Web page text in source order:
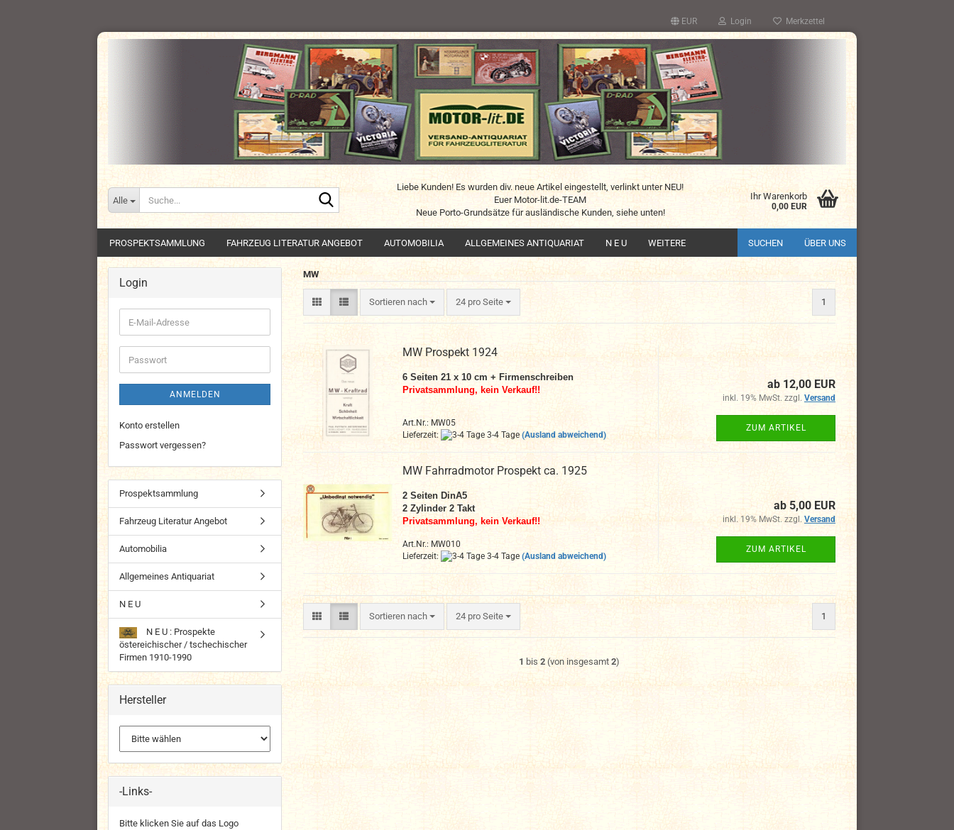
EUR Login Merkzettel
Alle
Suche...
Liebe Kunden! Es wurden div. neue Artikel eingestellt, verlinkt unter NEU!
Euer Motor-lit.de-TEAM
Neue Porto-Grundsätze für ausländische Kunden, siehe unten!
Ihr Warenkorb
0,00 EUR
PROSPEKTSAMMLUNG FAHRZEUG LITERATUR ANGEBOT AUTOMOBILIA ALLGEMEINES ANTIQUARIAT N E U SUCHEN ÜBER UNS
WEITERE
MW
Sortieren nach
Sortieren nach 24 pro Seite
pro Seite 1
MW Prospekt 1924
6 Seiten 21 x 10 cm + Firmenschreiben
Privatsammlung, kein Verkauf!!
Art.Nr.: MW05
Lieferzeit:
3-4 Tage (Ausland abweichend)
ab 12,00 EUR
inkl. 19% MwSt. zzgl. Versand
ZUM ARTIKEL
MW Fahrradmotor Prospekt ca. 1925
2 Seiten DinA5
2 Zylinder 2 Takt
Privatsammlung, kein Verkauf!!
Art.Nr.: MW010
Lieferzeit:
3-4 Tage (Ausland abweichend)
ab 5,00 EUR
inkl. 19% MwSt. zzgl. Versand
ZUM ARTIKEL
Sortieren nach
Sortieren nach 24 pro Seite
pro Seite 1
1 bis 2 (von insgesamt2)
Login
E-
Mail-
Adresse
Passwort
ANMELDEN
Konto erstellen
Passwort vergessen?
Prospektsammlung
Fahrzeug Literatur Angebot
Automobilia
Allgemeines Antiquariat
N E U
N E U : Prospekte
östereichischer / tschechischer
Firmen 1910-1990
Hersteller
-Links-
Bitte klicken Sie auf das Logo